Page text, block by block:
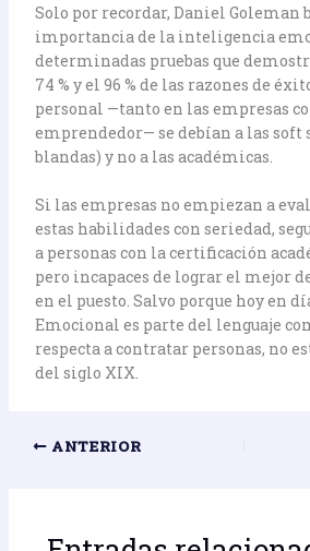
Solo por recordar, Daniel Goleman
importancia de la inteligencia
determinadas pruebas que
74 % y el 96 % de las razones de
personal —tanto en las empresas
emprendedor— se debían a las
blandas) y no a las académicas.
Si las empresas no empiezan a
estas habilidades con seriedad,
a personas con la certificación
pero incapaces de lograr el mejor
en el puesto. Salvo porque hoy en
Emocional es parte del lenguaje
respecta a contratar personas, no
del siglo XIX.
ANTERIOR